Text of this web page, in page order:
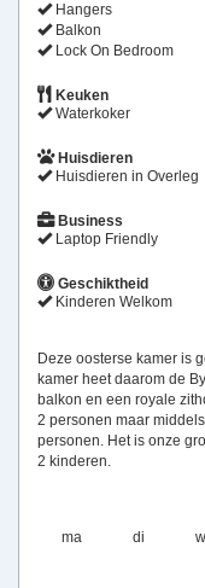
Hangers
Balkon
Lock On Bedroom
Keuken
Waterkoker
Huisdieren
Huisdieren in Overleg
Business
Laptop Friendly
Geschiktheid
Kinderen Welkom
Deze oosterse kamer is
kamer heet daarom de
balkon en een royale
2 personen maar
personen. Het is onze
2 kinderen.
ma di